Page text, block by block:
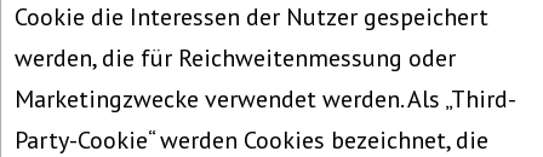
Cookie die Interessen der Nutzer gespeichert
werden, die für Reichweitenmessung oder
Marketingzwecke verwendet werden. Als „Third-
Party-Cookie“ werden Cookies bezeichnet, die